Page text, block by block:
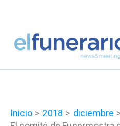
Inicio 2018 diciembre